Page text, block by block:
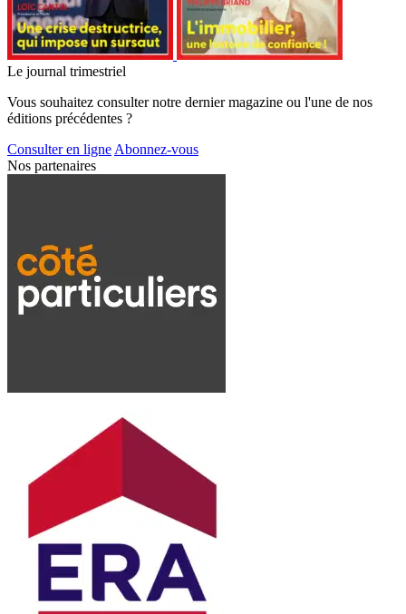
Le journal trimestriel
Vous souhaitez consulter notre dernier magazine ou l'une de nos
éditions précédentes ?
Consulter en ligne Abonnez-vous
Nos partenaires